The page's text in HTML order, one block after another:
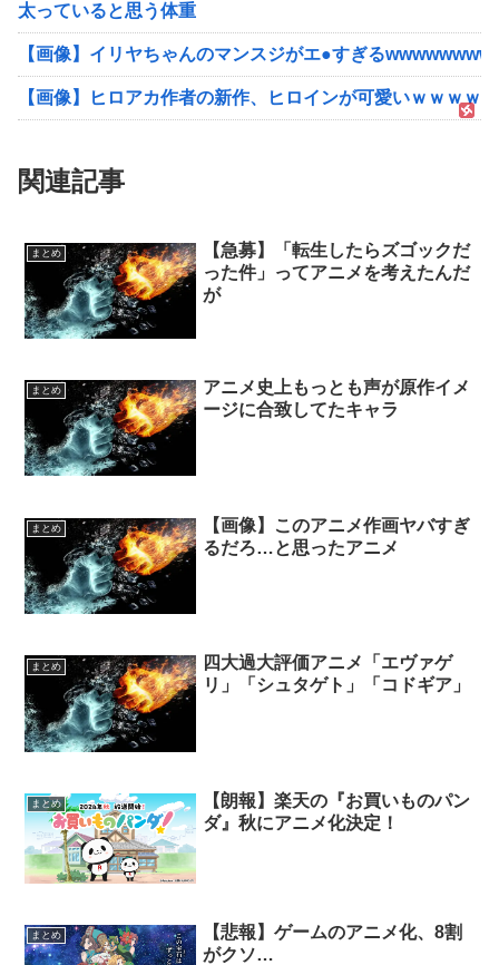
太っていると思う体重
【画像】イリヤちゃんのマンスジがエ●すぎる
【画像】ヒロアカ作者の新作、ヒロインが可愛いｗｗｗｗ
関連記事
まとめ
【急募】「転生したらズゴックだ
った件」ってアニメを考えたんだ
が
まとめ
アニメ史上もっとも声が原作イメ
ージに合致してたキャラ
まとめ
【画像】このアニメ作画ヤバすぎ
るだろ…と思ったアニメ
まとめ
四大過大評価アニメ「エヴァゲ
リ」「シュタゲト」「コドギア」
まとめ
【朗報】楽天の『お買いものパン
ダ』秋にアニメ化決定！
まとめ
【悲報】ゲームのアニメ化、8割
がクソ…